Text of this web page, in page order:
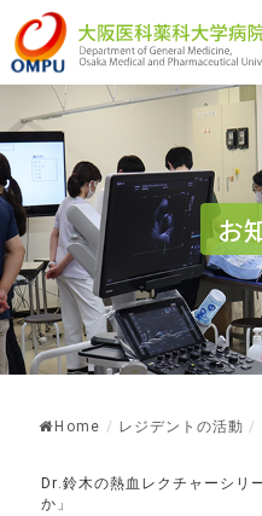
お
Home / レジデントの活動 /
Dr.鈴木の熱血レクチャーシリ
か」